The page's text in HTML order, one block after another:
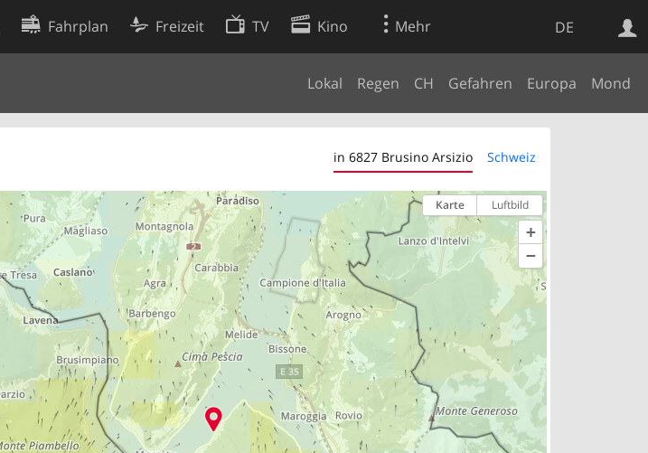
DE
Fahrplan Freizeit TV Kino Mehr
Lokal Regen CH Gefahren Europa Mond
in 6827 Brusino Arsizio Schweiz
Karte Luftbild
+
−
Websuche
Cookie-Einstellungen